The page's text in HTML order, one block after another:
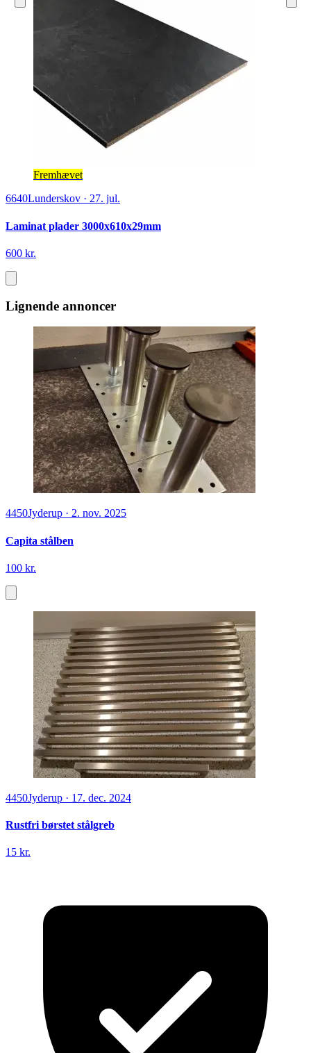
Fremhævet
6640Lunderskov · 27. jul.
Laminat plader 3000x610x29mm
600 kr.
Lignende annoncer
4450Jyderup · 2. nov. 2025
Capita stålben
100 kr.
4450Jyderup · 17. dec. 2024
Rustfri børstet stålgreb
15 kr.